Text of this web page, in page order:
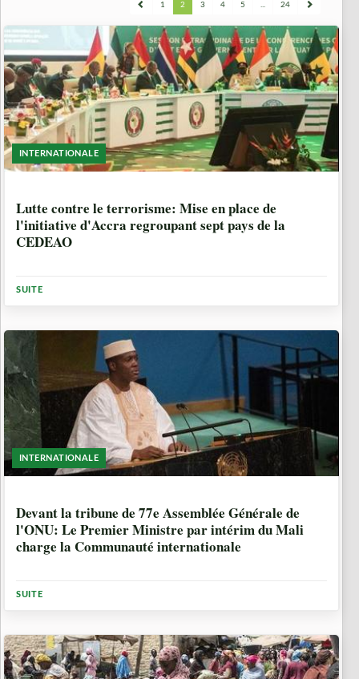
1 2 3 4 5 ... 24
INTERNATIONALE
Lutte contre le terrorisme: Mise en place de
l'initiative d'Accra regroupant sept pays de la
CEDEAO
SUITE
INTERNATIONALE
Devant la tribune de 77e Assemblée Générale de
l'ONU: Le Premier Ministre par intérim du Mali
charge la Communauté internationale
SUITE